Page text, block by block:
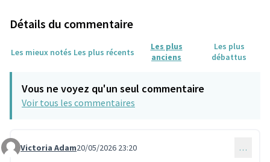
Détails du commentaire
Les mieux notés Les plus récents
Les plus
anciens
Les plus
débattus
Vous ne voyez qu'un seul commentaire
Voir tous les commentaires
Commentaire 2319
Victoria Adam20/05/2026 23:20 …